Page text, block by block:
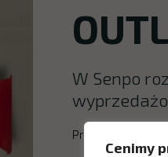
Cenimy
W Senpo
Promocja